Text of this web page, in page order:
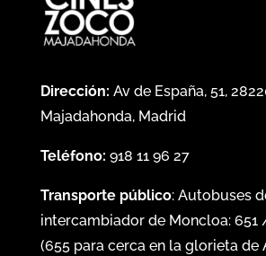
Dirección: Av de España, 51,
Majadahonda, Madrid
Teléfono: 918 11 96 27
Transporte público: Autobuses
intercambiador de Moncloa: 651
(655para cerca en la glorieta de